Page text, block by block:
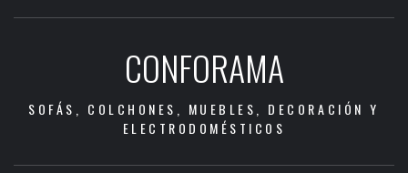
CONFORAMA
SOFÁS, COLCHONES, MUEBLES, DECORACIÓN Y
ELECTRODOMÉSTICOS